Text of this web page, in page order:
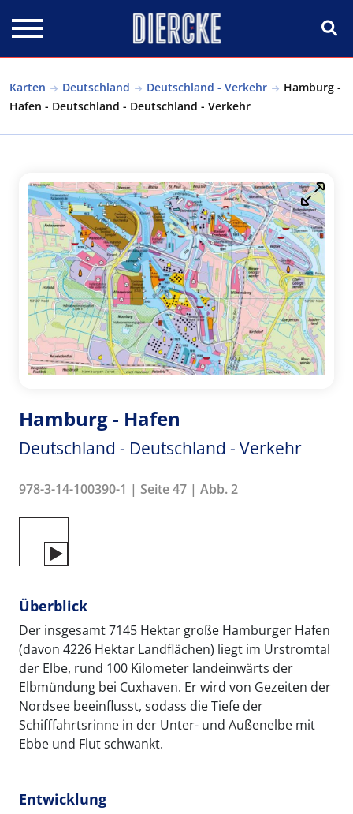
Karten Deutschland Deutschland - Verkehr
Hamburg -
Hafen - Deutschland - Deutschland - Verkehr
Hamburg - Hafen
Deutschland - Deutschland - Verkehr
978-3-14-100390-1 | Seite 47 | Abb. 2
Überblick
Der insgesamt 7145 Hektar große Hamburger Hafen
(davon 4226 Hektar Landflächen) liegt im Urstromtal
der Elbe, rund 100 Kilometer landeinwärts der
Elbmündung bei Cuxhaven. Er wird von Gezeiten der
Nordsee beeinflusst, sodass die Tiefe der
Schifffahrtsrinne in der Unter- und Außenelbe mit
Ebbe und Flut schwankt.
Entwicklung